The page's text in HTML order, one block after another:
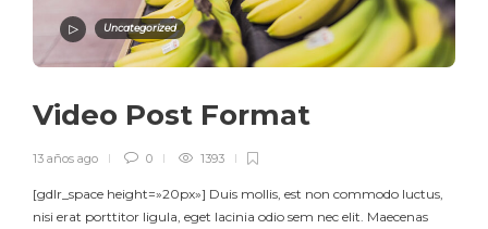
Uncategorized
Video Post Format
13 años ago 0 1393
[gdlr_space height=»20px»] Duis mollis, est non commodo luctus,
nisi erat porttitor ligula, eget lacinia odio sem nec elit. Maecenas